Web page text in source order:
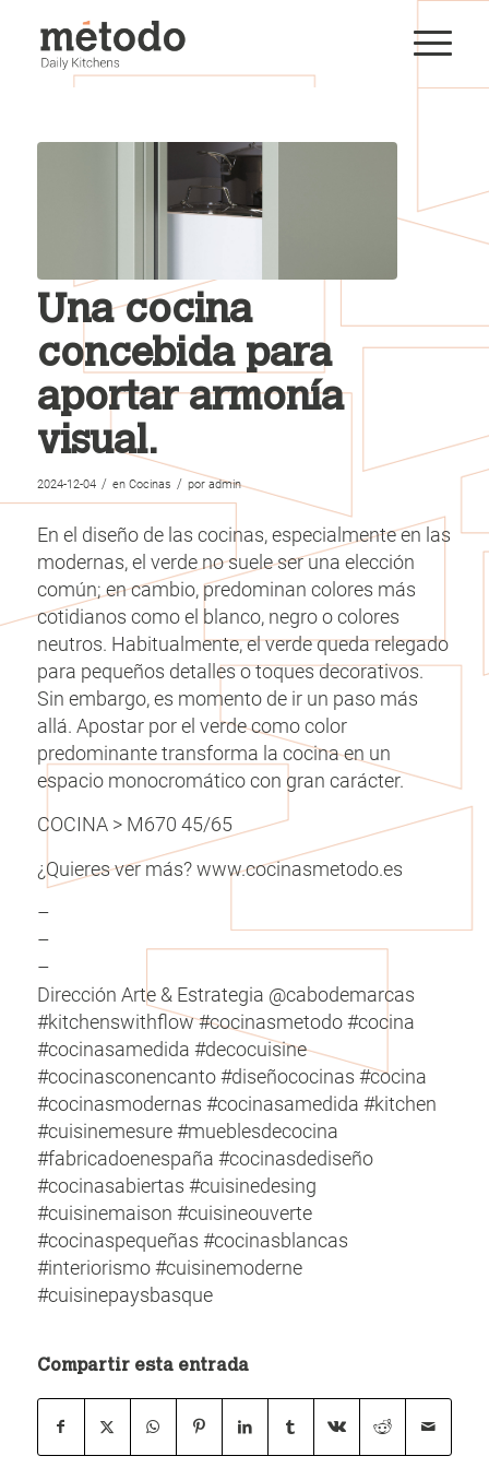
Una cocina
concebida para
aportar armonía
visual.
2024-12-04 / en Cocinas / por admin
En el diseño de las cocinas, especialmente en las
modernas, el verde no suele ser una elección
común; en cambio, predominan colores más
cotidianos como el blanco, negro o colores
neutros. Habitualmente, el verde queda relegado
para pequeños detalles o toques decorativos.
Sin embargo, es momento de ir un paso más
allá. Apostar por el verde como color
predominante transforma la cocina en un
espacio monocromático con gran carácter.
COCINA > M670 45/65
¿Quieres ver más? www.cocinasmetodo.es
–
–
–
Dirección Arte & Estrategia @cabodemarcas
#kitchenswithflow #cocinasmetodo #cocina
#cocinasamedida #decocuisine
#cocinasconencanto #diseñococinas #cocina
#cocinasmodernas #cocinasamedida #kitchen
#cuisinemesure #mueblesdecocina
#fabricadoenespaña #cocinasdediseño
#cocinasabiertas #cuisinedesing
#cuisinemaison #cuisineouverte
#cocinaspequeñas #cocinasblancas
#interiorismo #cuisinemoderne
#cuisinepaysbasque
Compartir esta entrada